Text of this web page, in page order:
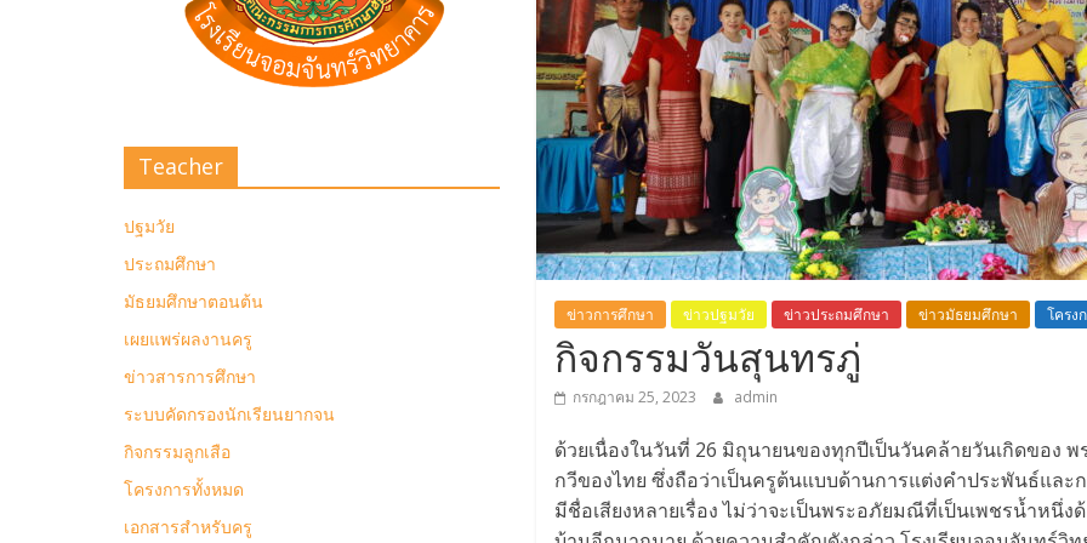
ข่าวการศึกษา ข่าวปฐมวัย ข่าวประถมศึกษา ข่าวมัธยมศึกษา โครง
กิจกรรมวันสุนทรภู่
กรกฎาคม 25, 2023 admin
ด้วยเนื่องในวันที่ 26 มิถุนายนของทุกปีเป็นวันคล้ายวันเกิดของ
กวีของไทย ซึ่งถือว่าเป็นครูต้นแบบด้านการแต่งคำประพันธ์แล
มีชื่อเสียงหลายเรื่อง ไม่ว่าจะเป็นพระอภัยมณีที่เป็นเพชรน้ำห
Teacher
ปฐมวัย
ประถมศึกษา
มัธยมศึกษาตอนต้น
เผยแพร่ผลงานครู
ข่าวสารการศึกษา
ระบบคัดกรองนักเรียนยากจน
กิจกรรมลูกเสือ
โครงการทั้งหมด
เอกสารสำหรับครู